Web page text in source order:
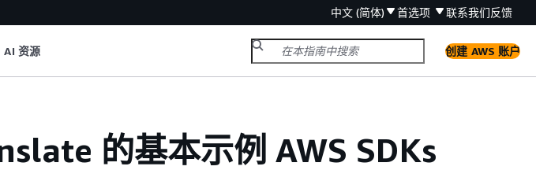
中文 (简体) 首选项 联系我们反馈
AI 资源 创建 AWS 账户
的基本示例 AWS SDKs